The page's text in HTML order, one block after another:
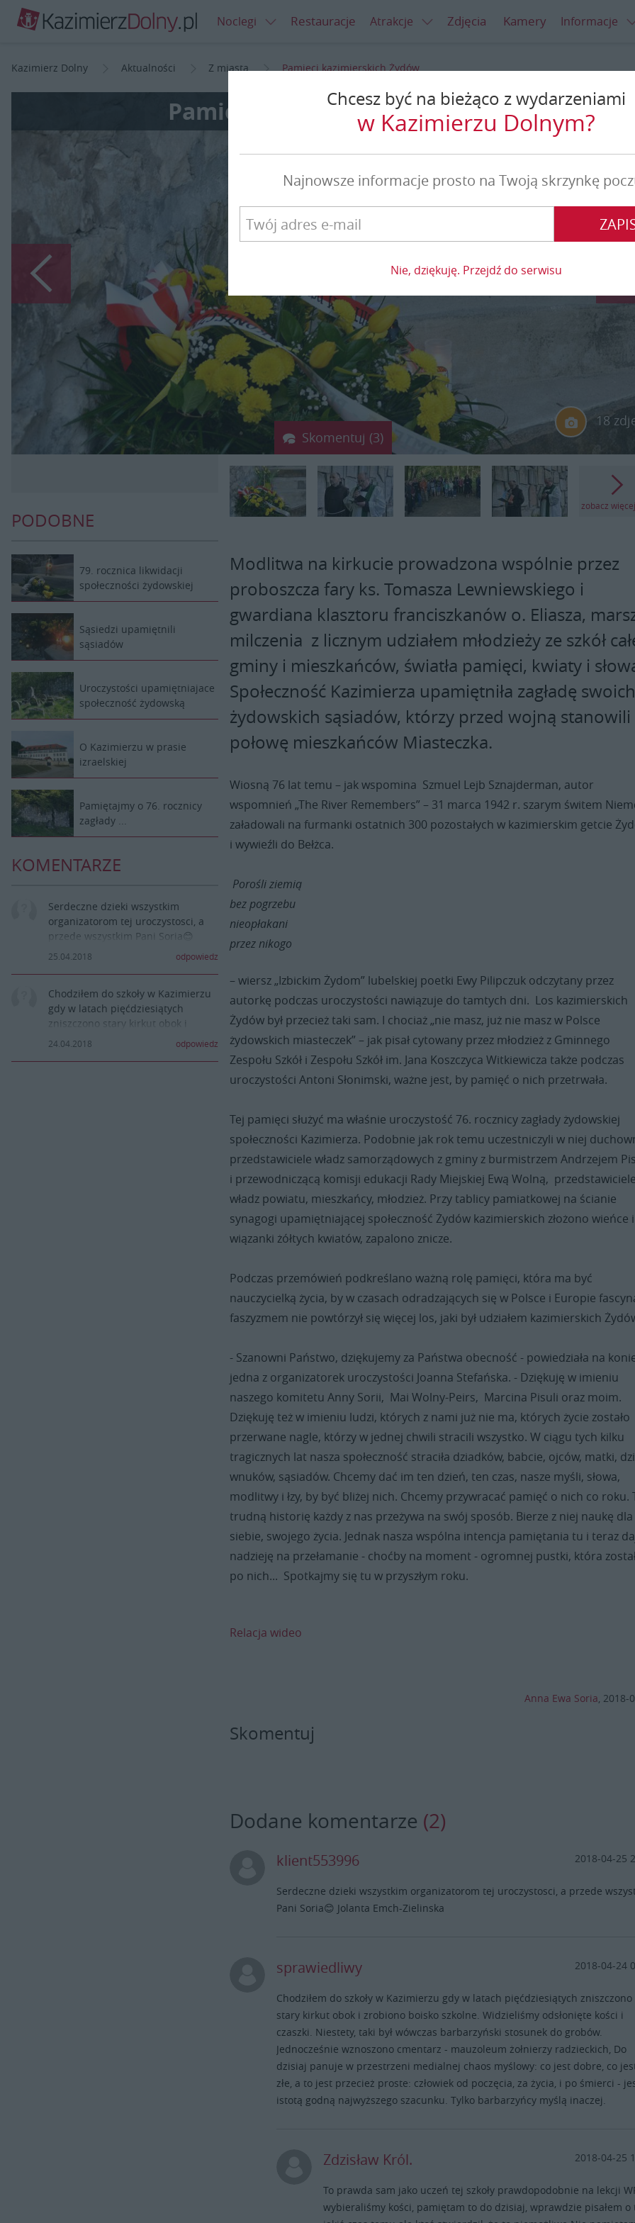
Noclegi Restauracje Atrakcje Zdjęcia Kamery Informacje
Kazimierz Dolny Aktualności Z miasta Pamięci kazimierskich Żydów
Pamięci kazimierskich Żydów
18
Poprzedni
Skomentuj (3)
PODOBNE
79. rocznica likwidacji
społeczności żydowskiej
Sąsiedzi upamiętnili
sąsiadów
Uroczystości upamiętniajace
społeczność żydowską
O Kazimierzu w prasie
izraelskiej
Pamiętajmy o 76. rocznicy
zagłady ...
KOMENTARZE
Serdeczne dzieki wszystkim
organizatorom tej uroczystosci, a
przede wszystkim Pani Soria😊
Jolanta Emch-Zielinska
25.04.2018 odpowiedz
Chodziłem do szkoły w Kazimierzu
gdy w latach pięćdziesiątych
zniszczono stary kirkut obok i
zrobiono boisko szkolne.
Widzieliśmy odsłonięte kości i
24.04.2018 odpowiedz
zobacz więcej
Modlitwa na kirkucie prowadzona wspólnie przez
proboszcza fary ks. Tomasza Lewniewskiego i
gwardiana klasztoru franciszkanów o. Eliasza,
milczenia z licznym udziałem młodzieży ze szkół
gminy i mieszkańców, światła pamięci, kwiaty i
Społeczność Kazimierza upamiętniła zagładę swoich
żydowskich sąsiadów, którzy przed wojną stanowili
połowę mieszkańców Miasteczka.
Wiosną 76 lat temu – jak wspomina Szmuel Lejb Sznajderman, autor
wspomnień „The River Remembers” – 31 marca 1942 r. szarym świtem
załadowali na furmanki ostatnich 300 pozostałych w kazimierskim getcie
i wywieźli do Bełżca.
Porośli ziemią
bez pogrzebu
nieopłakani
przez nikogo
– wiersz „Izbickim Żydom” lubelskiej poetki Ewy Pilipczuk odczytany przez
autorkę podczas uroczystości nawiązuje do tamtych dni. Los kazimierskich
Żydów był przecież taki sam. I chociaż „nie masz, już nie masz w Polsce
żydowskich miasteczek” – jak pisał cytowany przez młodzież z Gminnego
Zespołu Szkół i Zespołu Szkół im. Jana Koszczyca Witkiewicza także podczas
uroczystości Antoni Słonimski, ważne jest, by pamięć o nich przetrwała.
Tej pamięci służyć ma właśnie uroczystość 76. rocznicy zagłady żydowskiej
społeczności Kazimierza. Podobnie jak rok temu uczestniczyli w niej
przedstawiciele władz samorządowych z gminy z burmistrzem Andrzejem
i przewodniczącą komisji edukacji Rady Miejskiej Ewą Wolną, przedstawiciele
władz powiatu, mieszkańcy, młodzież. Przy tablicy pamiatkowej na ścianie
synagogi upamiętniającej społeczność Żydów kazimierskich złożono wieńce i
wiązanki żółtych kwiatów, zapalono znicze.
Podczas przemówień podkreślano ważną rolę pamięci, która ma być
nauczycielką życia, by w czasach odradzających się w Polsce i Europie
faszyzmem nie powtórzył się więcej los, jaki był udziałem kazimierskich
- Szanowni Państwo, dziękujemy za Państwa obecność - powiedziała na
jedna z organizatorek uroczystości Joanna Stefańska. - Dziękuję w imieniu
naszego komitetu Anny Sorii, Mai Wolny-Peirs, Marcina Pisuli oraz moim.
Dziękuję też w imieniu ludzi, których z nami już nie ma, których życie zostało
przerwane nagle, którzy w jednej chwili stracili wszystko. W ciągu tych kilku
tragicznych lat nasza społeczność straciła dziadków, babcie, ojców, matki,
wnuków, sąsiadów. Chcemy dać im ten dzień, ten czas, nasze myśli, słowa,
modlitwy i łzy, by być bliżej nich. Chcemy przywracać pamięć o nich co roku.
trudną historię każdy z nas przeżywa na swój sposób. Bierze z niej naukę dla
siebie, swojego życia. Jednak nasza wspólna intencja pamiętania tu i teraz
nadzieję na przełamanie - choćby na moment - ogromnej pustki, która
po nich... Spotkajmy się tu w przyszłym roku.
Relacja wideo
Anna Ewa Soria 2018-
Skomentuj
Dodane komentarze (2)
klient553996 2018-04-25
Serdeczne dzieki wszystkim organizatorom tej uroczystosci, a przede
Pani Soria😊 Jolanta Emch-Zielinska
sprawiedliwy 2018-04-24
Chodziłem do szkoły w Kazimierzu gdy w latach pięćdziesiątych zniszczono
stary kirkut obok i zrobiono boisko szkolne. Widzieliśmy odsłonięte kości i
czaszki. Niestety, taki był wówczas barbarzyński stosunek do grobów.
Jednocześnie wznoszono cmentarz - mauzoleum żołnierzy radzieckich, Do
dzisiaj panuje w przestrzeni medialnej chaos myślowy: co jest dobre, co
złe, a to jest przecież proste: człowiek od poczęcia, za życia, i po śmierci -
istotą godną najwyższego szacunku. Tylko barbarzyńcy myślą inaczej.
Zdzisław Król. 2018-04-25
To prawda sam jako uczeń tej szkoły prawdopodobnie na lekcji
wybieraliśmy kości, pamiętam to do dzisiaj, wprawdzie pisałem o
Chcesz być na bieżąco z wydarzeniami
w Kazimierzu Dolnym?
Najnowsze informacje prosto na Twoją skrzynkę
Nie, dziękuję. Przejdź do serwisu